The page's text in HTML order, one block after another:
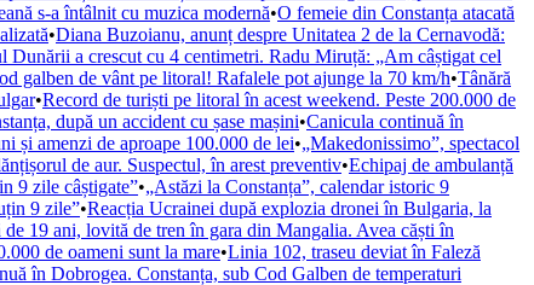
s-a întâlnit cu muzica modernă•O femeie din Constanța atacată
•Diana Buzoianu, anunț despre Unitatea 2 de la Cernavodă:
Dunării a crescut cu 4 centimetri. Radu Miruță: „Am câștigat cel
galben de vânt pe litoral! Rafalele pot ajunge la 70 km/h•Tânără
•Record de turiști pe litoral în acest weekend. Peste 200.000 de
după un accident cu șase mașini•Canicula continuă în
și amenzi de aproape 100.000 de lei•„Makedonissimo”, spectacol
de aur. Suspectul, în arest preventiv•Echipaj de ambulanță
9 zile câștigate”•„Astăzi la Constanța”, calendar istoric 9
9 zile”•Reacția Ucrainei după explozia dronei în Bulgaria, la
de 19 ani, lovită de tren în gara din Mangalia. Avea căști în
de oameni sunt la mare•Linia 102, traseu deviat în Faleză
în Dobrogea. Constanța, sub Cod Galben de temperaturi